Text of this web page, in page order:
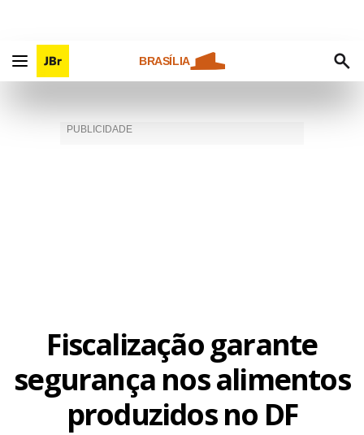
BRASÍLIA
Fiscalização garante
segurança nos alimentos
produzidos no DF